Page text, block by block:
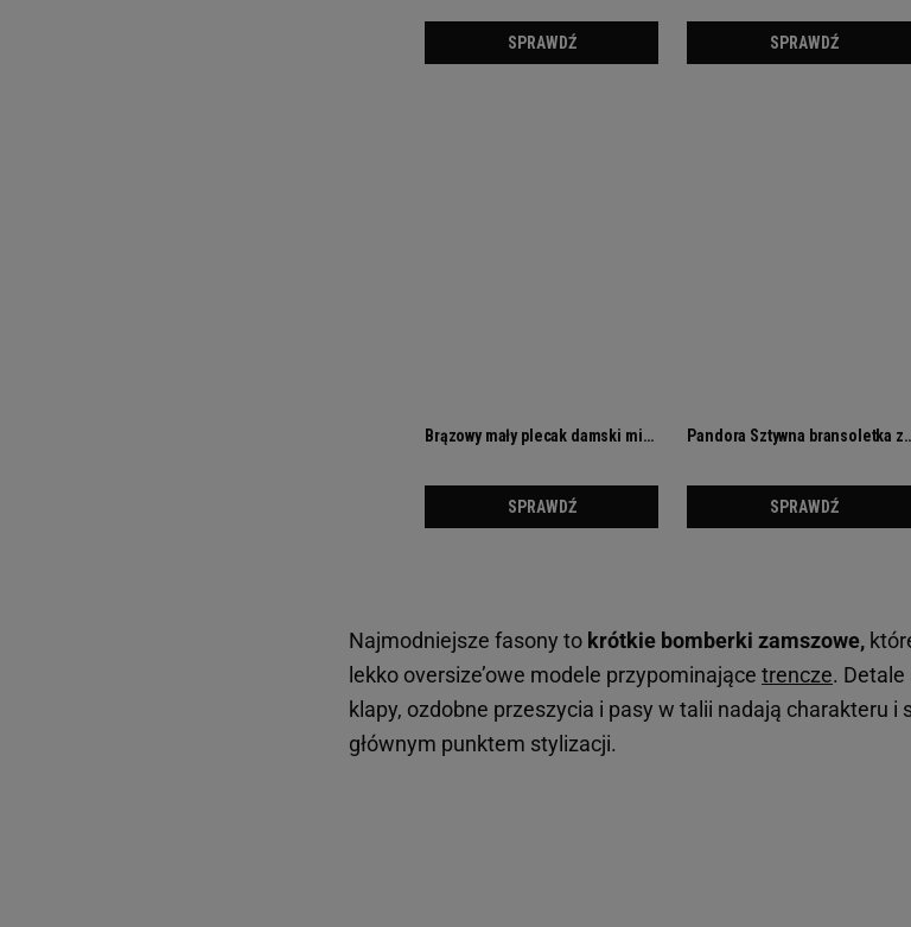
Najmodniejsze fasony to krótkie bomberki zamszowe,
lekko oversize’owe modele przypominające trencze.
klapy, ozdobne przeszycia i pasy w talii nadają charakteru i
głównym punktem stylizacji.